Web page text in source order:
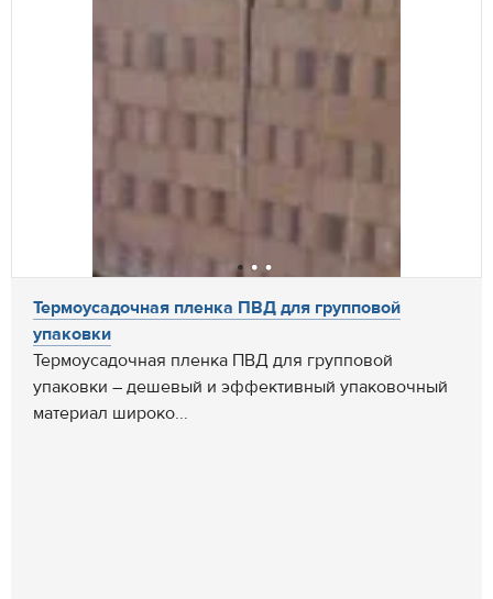
Термоусадочная пленка ПВД для групповой
упаковки
Термоусадочная пленка ПВД для групповой
упаковки – дешевый и эффективный упаковочный
материал широко...